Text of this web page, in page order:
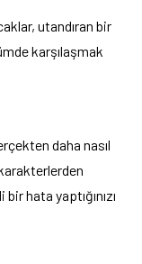
utandıran bir
karşılaşmak
daha nasıl
hata yaptığınızı